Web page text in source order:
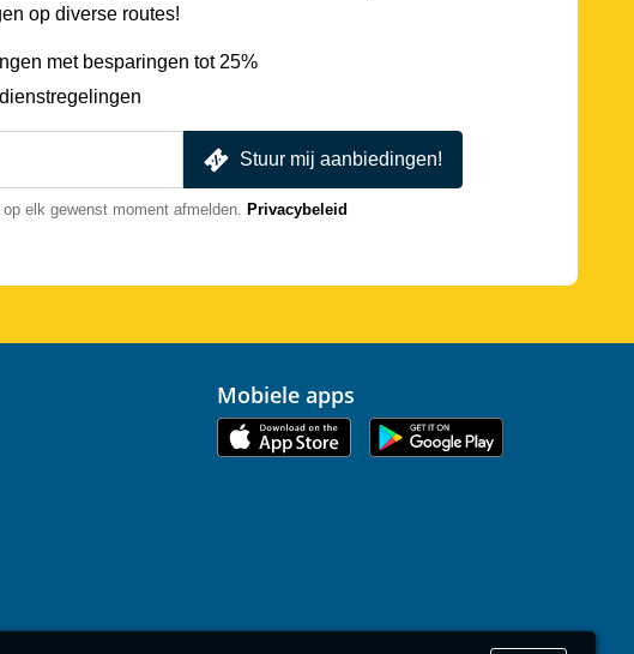
op diverse routes!
met besparingen tot 25%
Stuur mij aanbiedingen!
elk gewenst moment afmelden. Privacybeleid
Mobiele apps